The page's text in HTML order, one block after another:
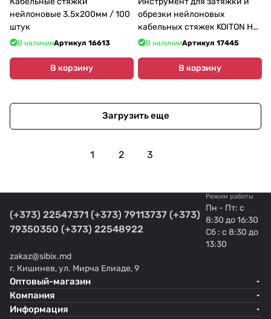
нейлоновые 3.5х200мм / 100
штук
В наличииАртикул 16613
В корзину
обрезки нейлоновых
кабельных стяжек KOITON HY-
1001Z
В наличииАртикул 17445
В корзину
Загрузить еще
1 2 3
(+373) 22547371 (+373) 79113737 (+373)
79350350 (+373) 22548922
Режим работы
Пн - Пт: с
8:30 до 16:30
Сб : с 8:30 до
13:30
zakaz@sibix.md
г. Кишинев, ул. Мирча Елиаде, 9
Оптовый-магазин
Компания
Информация